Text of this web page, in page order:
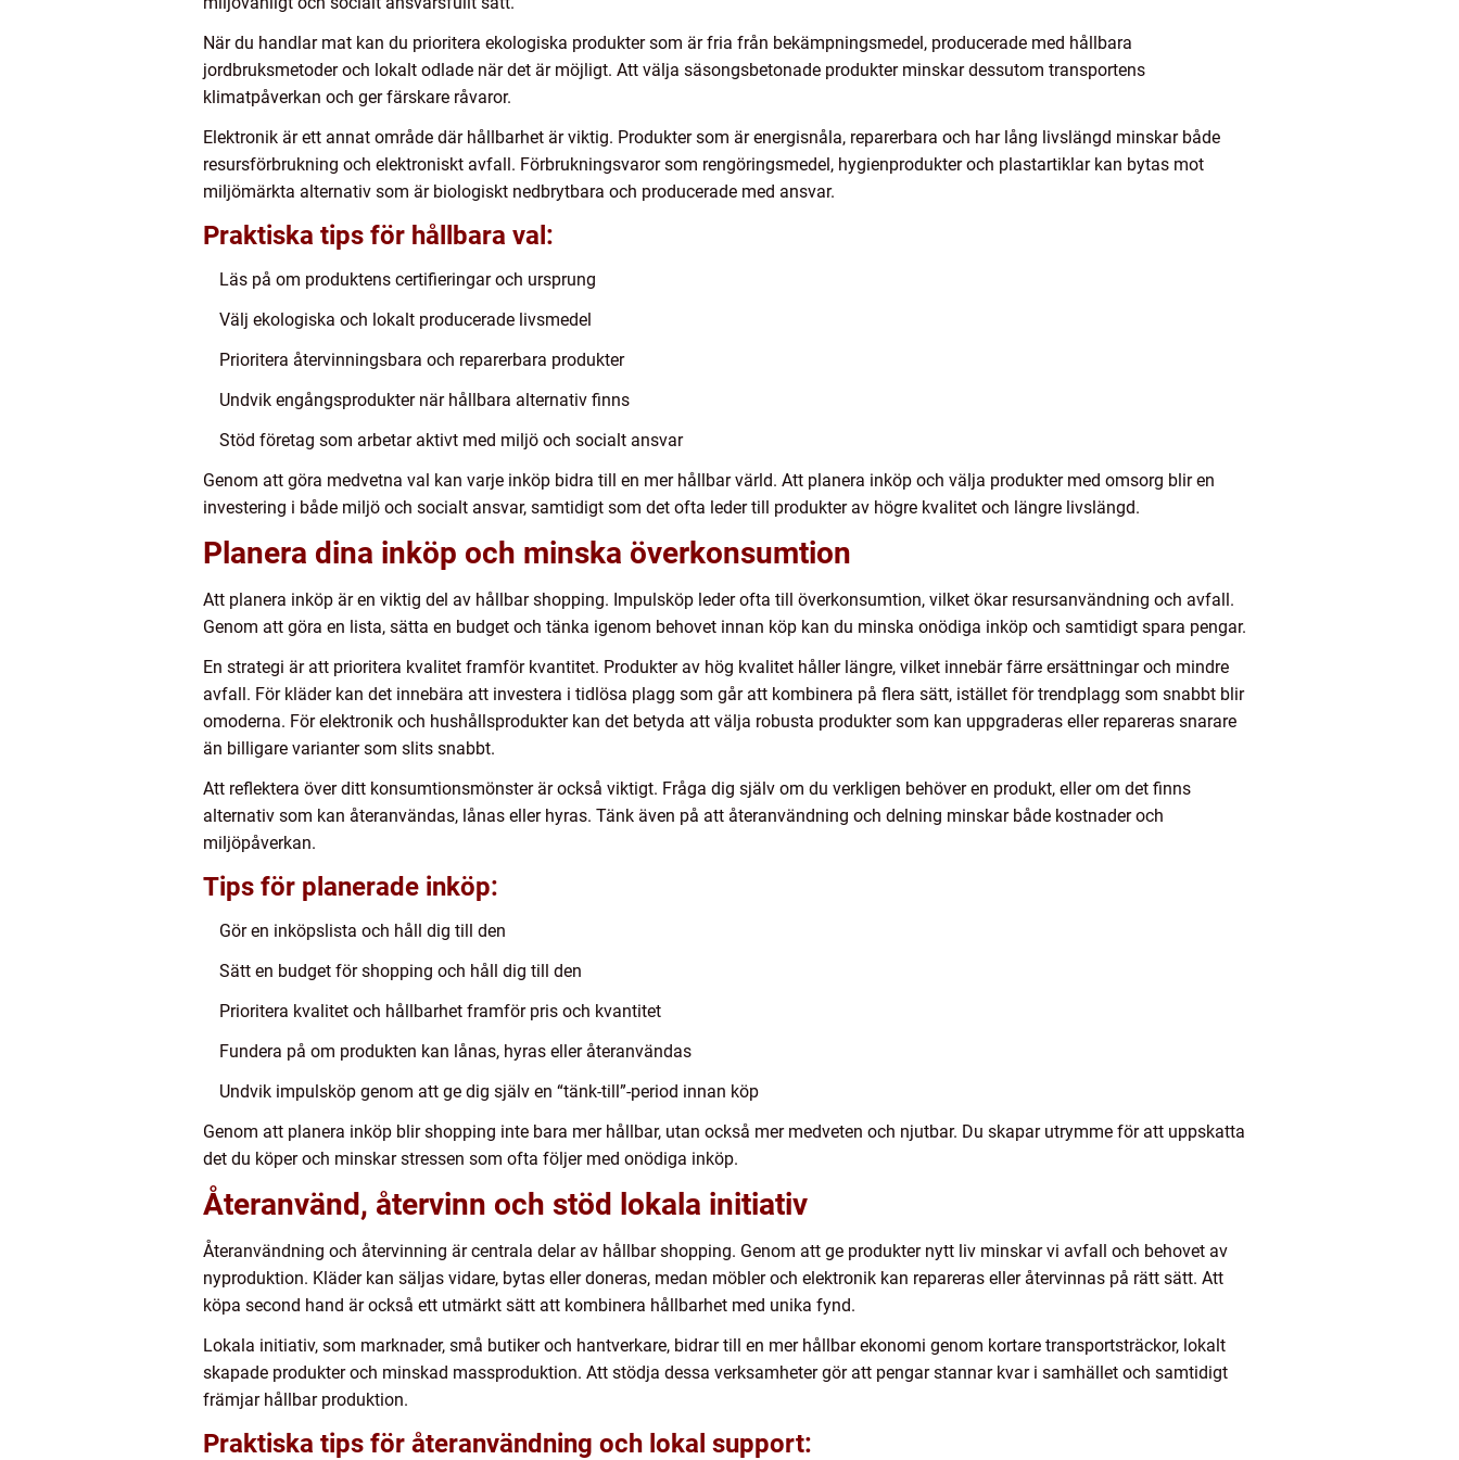
När du handlar mat kan du prioritera ekologiska produkter som är fria från bekämpningsmedel, producerade med hållbara
jordbruksmetoder och lokalt odlade när det är möjligt. Att välja säsongsbetonade produkter minskar dessutom transportens
klimatpåverkan och ger färskare råvaror.
Elektronik är ett annat område där hållbarhet är viktig. Produkter som är energisnåla, reparerbara och har lång livslängd minskar både
resursförbrukning och elektroniskt avfall. Förbrukningsvaror som rengöringsmedel, hygienprodukter och plastartiklar kan bytas mot
miljömärkta alternativ som är biologiskt nedbrytbara och producerade med ansvar.
Praktiska tips för hållbara val:
Läs på om produktens certifieringar och ursprung
Välj ekologiska och lokalt producerade livsmedel
Prioritera återvinningsbara och reparerbara produkter
Undvik engångsprodukter när hållbara alternativ finns
Stöd företag som arbetar aktivt med miljö och socialt ansvar
Genom att göra medvetna val kan varje inköp bidra till en mer hållbar värld. Att planera inköp och välja produkter med omsorg blir en
investering i både miljö och socialt ansvar, samtidigt som det ofta leder till produkter av högre kvalitet och längre livslängd.
Planera dina inköp och minska överkonsumtion
Att planera inköp är en viktig del av hållbar shopping. Impulsköp leder ofta till överkonsumtion, vilket ökar resursanvändning och avfall.
Genom att göra en lista, sätta en budget och tänka igenom behovet innan köp kan du minska onödiga inköp och samtidigt spara pengar.
En strategi är att prioritera kvalitet framför kvantitet. Produkter av hög kvalitet håller längre, vilket innebär färre ersättningar och mindre
avfall. För kläder kan det innebära att investera i tidlösa plagg som går att kombinera på flera sätt, istället för trendplagg som snabbt blir
omoderna. För elektronik och hushållsprodukter kan det betyda att välja robusta produkter som kan uppgraderas eller repareras snarare
än billigare varianter som slits snabbt.
Att reflektera över ditt konsumtionsmönster är också viktigt. Fråga dig själv om du verkligen behöver en produkt, eller om det finns
alternativ som kan återanvändas, lånas eller hyras. Tänk även på att återanvändning och delning minskar både kostnader och
miljöpåverkan.
Tips för planerade inköp:
Gör en inköpslista och håll dig till den
Sätt en budget för shopping och håll dig till den
Prioritera kvalitet och hållbarhet framför pris och kvantitet
Fundera på om produkten kan lånas, hyras eller återanvändas
Undvik impulsköp genom att ge dig själv en “tänk-till”-period innan köp
Genom att planera inköp blir shopping inte bara mer hållbar, utan också mer medveten och njutbar. Du skapar utrymme för att uppskatta
det du köper och minskar stressen som ofta följer med onödiga inköp.
Återanvänd, återvinn och stöd lokala initiativ
Återanvändning och återvinning är centrala delar av hållbar shopping. Genom att ge produkter nytt liv minskar vi avfall och behovet av
nyproduktion. Kläder kan säljas vidare, bytas eller doneras, medan möbler och elektronik kan repareras eller återvinnas på rätt sätt. Att
köpa second hand är också ett utmärkt sätt att kombinera hållbarhet med unika fynd.
Lokala initiativ, som marknader, små butiker och hantverkare, bidrar till en mer hållbar ekonomi genom kortare transportsträckor, lokalt
skapade produkter och minskad massproduktion. Att stödja dessa verksamheter gör att pengar stannar kvar i samhället och samtidigt
främjar hållbar produktion.
Praktiska tips för återanvändning och lokal support: